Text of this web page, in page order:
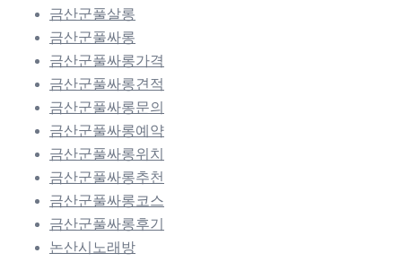
금산군풀살롱
금산군풀싸롱
금산군풀싸롱가격
금산군풀싸롱견적
금산군풀싸롱문의
금산군풀싸롱예약
금산군풀싸롱위치
금산군풀싸롱추천
금산군풀싸롱코스
금산군풀싸롱후기
논산시노래방